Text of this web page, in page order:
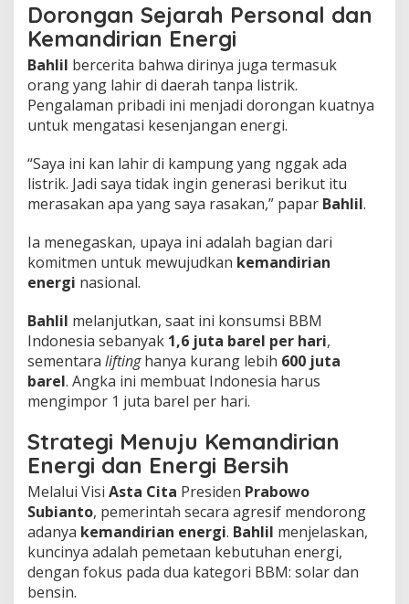
k
a
n
M
a
d
i
i
E
e
g
i
i
A
s
t
C
t
a
P
r
a
b
o
w
o
Dorongan Sejarah Personal dan
Kemandirian Energi
Bahlil bercerita bahwa dirinya juga termasuk
orang yang lahir di daerah tanpa listrik.
Pengalaman pribadi ini menjadi dorongan kuatnya
untuk mengatasi kesenjangan energi.
​“Saya ini kan lahir di kampung yang nggak ada
listrik. Jadi saya tidak ingin generasi berikut itu
merasakan apa yang saya rasakan,” papar Bahlil.
​Ia menegaskan, upaya ini adalah bagian dari
komitmen untuk mewujudkan kemandirian
energi nasional.
Bahlil melanjutkan, saat ini konsumsi BBM
Indonesia sebanyak 1,6 juta barel per hari,
sementara liftinghanya kurang lebih 600 juta
barel. Angka ini membuat Indonesia harus
mengimpor 1 juta barel per hari.
Strategi Menuju Kemandirian
Energi dan Energi Bersih
​Melalui Visi Asta Cita Presiden Prabowo
Subianto, pemerintah secara agresif mendorong
adanya kemandirian energi. Bahlil menjelaskan,
kuncinya adalah pemetaan kebutuhan energi,
dengan fokus pada dua kategori BBM: solar dan
bensin.